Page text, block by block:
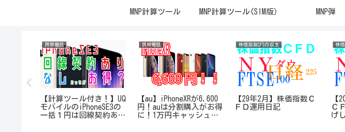
MNP計算ツール MNP計算ツール(SIM版） MNP弾
携帯電話
【計算ツール付き！】UQ
モバイルのiPhoneSE3の
一括１円は回線契約あり
携帯電話
【au】iPhoneXRが6,600
円！auは分割購入がお得
に！1万円キャッシュバ
株価指数CFD月収支
【29年2月】株価指数Ｃ
ＦＤ運用日記
株価
【
Ｃ
げ